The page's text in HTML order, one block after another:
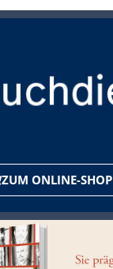
ZUM ONLINE-SHOP